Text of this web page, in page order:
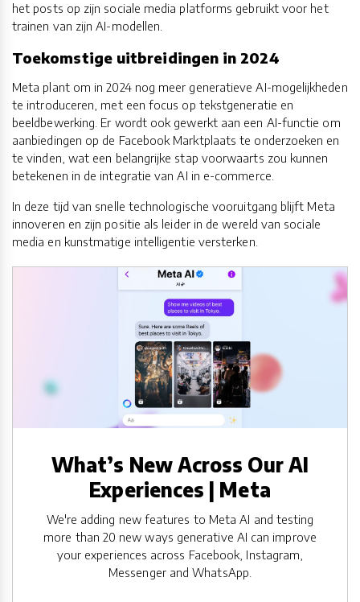
het posts op zijn sociale media platforms gebruikt voor het
trainen van zijn AI-modellen.
Toekomstige uitbreidingen in 2024
Meta plant om in 2024 nog meer generatieve AI-mogelijkheden
te introduceren, met een focus op tekstgeneratie en
beeldbewerking. Er wordt ook gewerkt aan een AI-functie om
aanbiedingen op de Facebook Marktplaats te onderzoeken en
te vinden, wat een belangrijke stap voorwaarts zou kunnen
betekenen in de integratie van AI in e-commerce.
In deze tijd van snelle technologische vooruitgang blijft Meta
innoveren en zijn positie als leider in de wereld van sociale
media en kunstmatige intelligentie versterken.
What’s New Across Our AI
Experiences | Meta
We're adding new features to Meta AI and testing
more than 20 new ways generative AI can improve
your experiences across Facebook, Instagram,
Messenger and WhatsApp.